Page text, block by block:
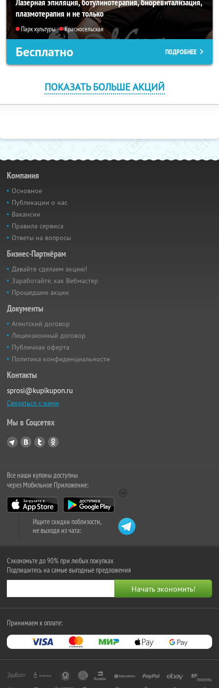
плазмотерапия и не только
Парк культуры Красносельская
Бесплатно ПОДРОБНЕЕ
ПОКАЗАТЬ БОЛЬШЕ АКЦИЙ
Компания
Основное
Публикации о нас
Вакансии
Правила сервиса
Ответы на вопросы
Бизнес-Партнёрам
Давайте сделаем акцию!
Заработайте, как Вебмастер
Прошедшие акции
Документы
Агентский договор
Лицензионный договор
Публичная оферта
Политика конфиденциальности
Контакты
sprosi@kupikupon.ru
Связаться с нами
Мы в Соцсетях
Все наши купоны доступны
через Мобильное Приложение:
Ищите скидки поблизости,
не выходя из чата:
Сэкономьте до 90% при любых покупках
Подпишитесь на самые выгодные предложения
Принимаем к оплате: